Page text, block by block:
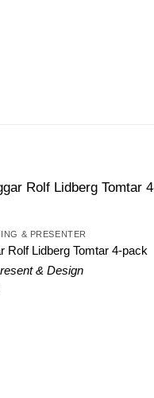
& PRESENTER
Rolf Lidberg Tomtar 4-pack
& Design